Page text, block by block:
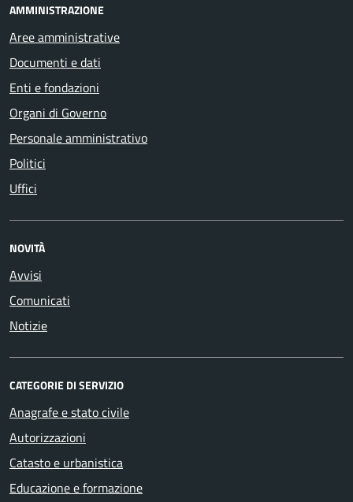
AMMINISTRAZIONE
Aree amministrative
Documenti e dati
Enti e fondazioni
Organi di Governo
Personale amministrativo
Politici
Uffici
NOVITÀ
Avvisi
Comunicati
Notizie
CATEGORIE DI SERVIZIO
Anagrafe e stato civile
Autorizzazioni
Catasto e urbanistica
Educazione e formazione